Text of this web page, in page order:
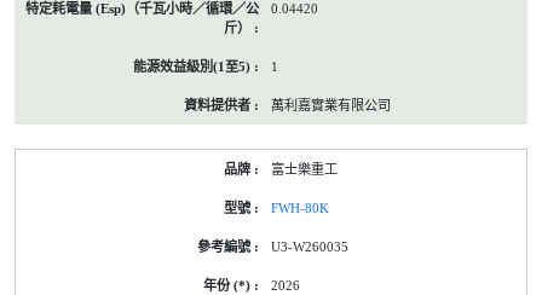
0.04420
1
萬利嘉實業有限公司
富士樂重工
FWH-80K
U3-W260035
2026